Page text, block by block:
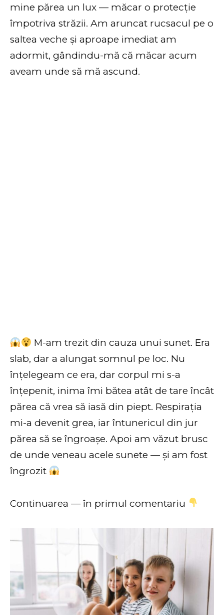
mine părea un lux — măcar o protecție
împotriva străzii. Am aruncat rucsacul pe o
saltea veche și aproape imediat am
adormit, gândindu-mă că măcar acum
aveam unde să mă ascund.
M-am trezit din cauza unui sunet. Era
slab, dar a alungat somnul pe loc. Nu
înțelegeam ce era, dar corpul mi s-a
înțepenit, inima îmi bătea atât de tare încât
părea că vrea să iasă din piept. Respirația
mi-a devenit grea, iar întunericul din jur
părea să se îngroașe. Apoi am văzut brusc
de unde veneau acele sunete — și am fost
îngrozit
Continuarea — în primul comentariu